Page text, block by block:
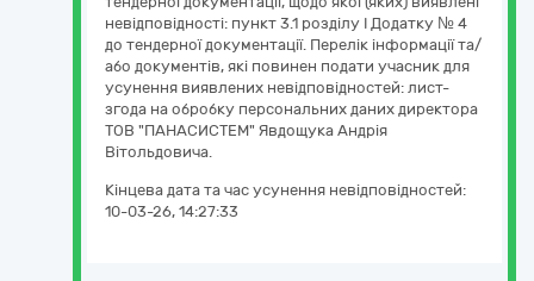
невідповідності: пункт 3.1 розділу І Додатку № 4
до тендерної документації. Перелік інформації та/
або документів, які повинен подати учасник для
усунення виявлених невідповідностей: лист-
згода на обробку персональних даних директора
ТОВ "ПАНАСИСТЕМ" Явдощука Андрія
Вітольдовича.
Кінцева дата та час усунення невідповідностей:
10-03-26, 14:27:33